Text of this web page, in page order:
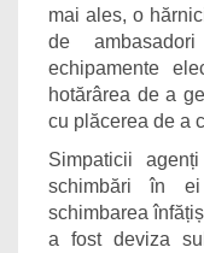
mai ales, o
de
echipamente
hotărârea de a
cu plăcerea de a
Simpaticii
schimbări în
schimbarea
a fost deviza